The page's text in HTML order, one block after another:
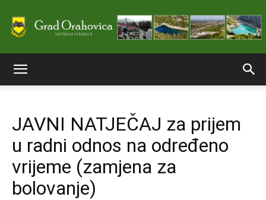
stranice
Grada
JAVNI NATJEČAJ za prijem
u radni odnos na određeno
vrijeme (zamjena za
bolovanje)